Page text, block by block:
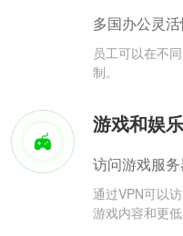
多国办公灵
员工可以在不
制。
游戏和娱乐
访问游戏服
通过VPN可以
游戏内容和更低